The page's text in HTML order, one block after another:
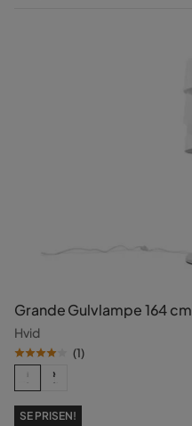
Grande Gulvlampe 164 cm
Hvid
(1)
SE PRISEN!